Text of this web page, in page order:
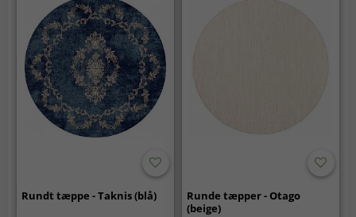
Rundt tæppe - Taknis (blå)
Runde tæpper - Otago
(beige)